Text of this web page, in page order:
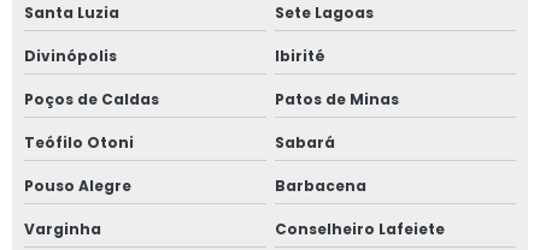
Inspeção de segurança em caldeiras
Inspeção de segurança em tubulações
Inspeção de tubulações em campo grande
Inspeção de tubulações preço
Santa Luzia Sete Lagoas
Divinópolis Ibirité
Poços de Caldas Patos de Minas
Teófilo Otoni Sabará
Pouso Alegre Barbacena
Varginha Conselheiro Lafeiete